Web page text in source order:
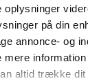
oplysninger
på din
annonce- og
mere
altid trække